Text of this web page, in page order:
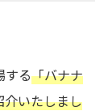
する「バナナ
いたしまし